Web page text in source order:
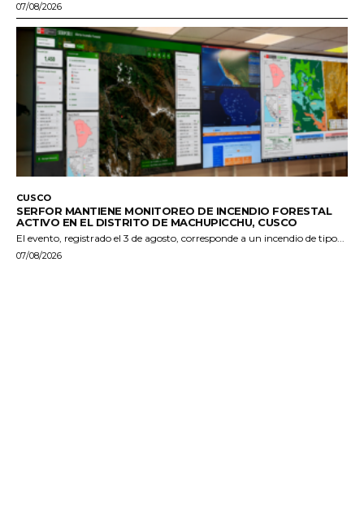
07/08/2026
CUSCO
SERFOR MANTIENE MONITOREO DE INCENDIO FORESTAL
ACTIVO EN EL DISTRITO DE MACHUPICCHU, CUSCO
El evento, registrado el 3 de agosto, corresponde a un incendio de tipo...
07/08/2026